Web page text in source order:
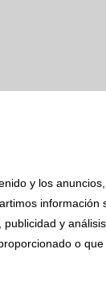
de
y los
información
y análisis
o que